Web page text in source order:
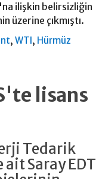
ilişkin belirsizliğin
üzerine çıkmıştı.
,WTI , Hürmüz
lisans
Tedarik
Saray EDT